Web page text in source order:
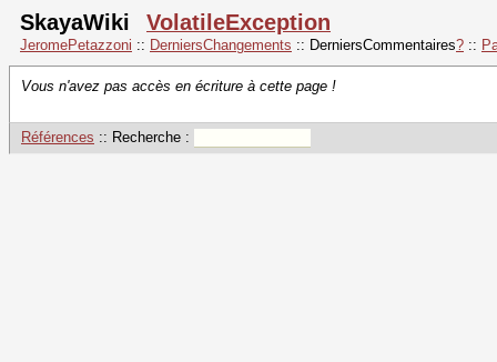
SkayaWiki VolatileException
JeromePetazzoni :: DerniersChangements :: DerniersCommentaires? ::
Vous n'avez pas accès en écriture à cette page !
Références :: Recherche :